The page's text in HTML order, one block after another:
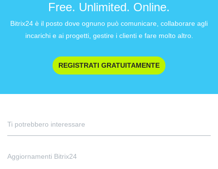
Free. Unlimited. Online.
Bitrix24 è il posto dove ognuno può comunicare, collaborare agli
incarichi e ai progetti, gestire i clienti e fare molto altro.
REGISTRATI GRATUITAMENTE
Ti potrebbero interessare
Aggiornamenti Bitrix24